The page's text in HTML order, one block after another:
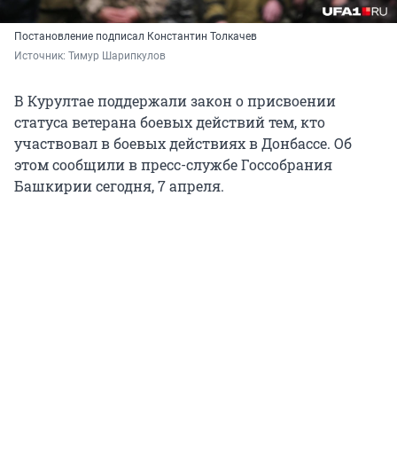
Постановление подписал Константин Толкачев
Источник: Тимур Шарипкулов
В Курултае поддержали закон о присвоении
статуса ветерана боевых действий тем, кто
участвовал в боевых действиях в Донбассе. Об
этом сообщили в пресс-службе Госсобрания
Башкирии сегодня, 7 апреля.